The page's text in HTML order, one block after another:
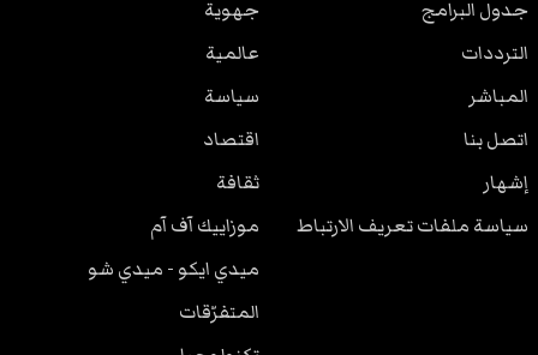
جدول البرامج
الترددات
المباشر
اتصل بنا
إشهار
سياسة ملفات تعريف الارتباط
جهوية
عالمية
سياسة
اقتصاد
ثقافة
موزاييك آف آم
ميدي ايكو - ميدي شو
المتفرّقات